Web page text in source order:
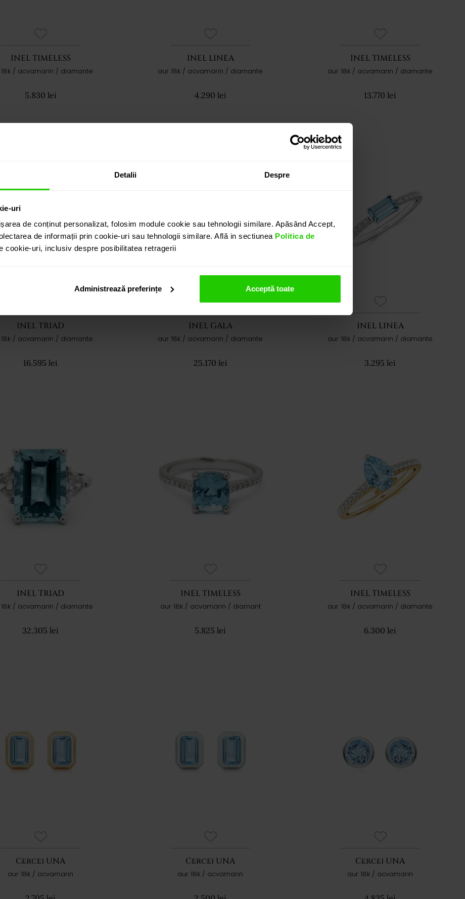
Detalii Despre
uri
de conținut personalizat, folosim module cookie sau tehnologii similare. Apăsând Accept,
de informații prin cookie-uri sau tehnologii similare. Află in sectiunea Politica de
cookie-uri, inclusiv despre posibilitatea retragerii
Administrează preferințe Acceptă toate
INEL TIMELESS
/ acvamarin / diamante
5.830 lei
INEL LINEA
aur 18k / acvamarin / diamante
4.290 lei
INEL TIMELESS
aur 18k / acvamarin / diamante
13.770 lei
INEL TRIAD
/ acvamarin / diamante
16.595 lei
INEL GALA
aur 18k / acvamarin / diamante
25.170 lei
INEL LINEA
aur 18k / acvamarin / diamante
3.295 lei
INEL TRIAD
/ acvamarin / diamante
32.305 lei
INEL TIMELESS
aur 18k / acvamarin / diamant
5.825 lei
INEL TIMELESS
aur 18k / acvamarin / diamante
6.300 lei
Cercei UNA
aur 18k / acvamarin
Cercei UNA
aur 18k / acvamarin
Cercei UNA
aur 18k / acvamarin